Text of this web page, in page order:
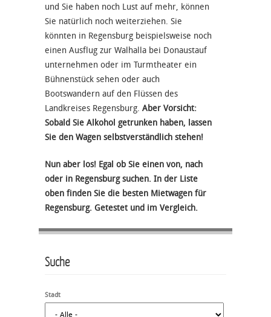
und Sie haben noch Lust auf mehr, können
Sie natürlich noch weiterziehen. Sie
könnten in Regensburg beispielsweise noch
einen Ausflug zur Walhalla bei Donaustauf
unternehmen oder im Turmtheater ein
Bühnenstück sehen oder auch
Bootswandern auf den Flüssen des
Landkreises Regensburg. Aber Vorsicht:
Sobald Sie Alkohol getrunken haben, lassen
Sie den Wagen selbstverständlich stehen!
Nun aber los! Egal ob Sie einen von, nach
oder in Regensburg suchen. In der Liste
oben finden Sie die besten Mietwagen für
Regensburg. Getestet und im Vergleich.
Suche
Stadt